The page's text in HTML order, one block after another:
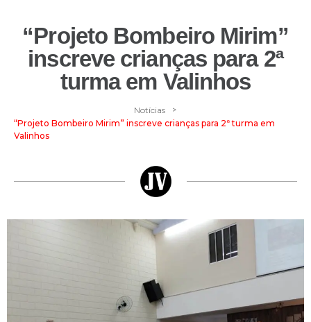
“Projeto Bombeiro Mirim”
inscreve crianças para 2ª
turma em Valinhos
Notícias >
“Projeto Bombeiro Mirim” inscreve crianças para 2ª turma em
Valinhos